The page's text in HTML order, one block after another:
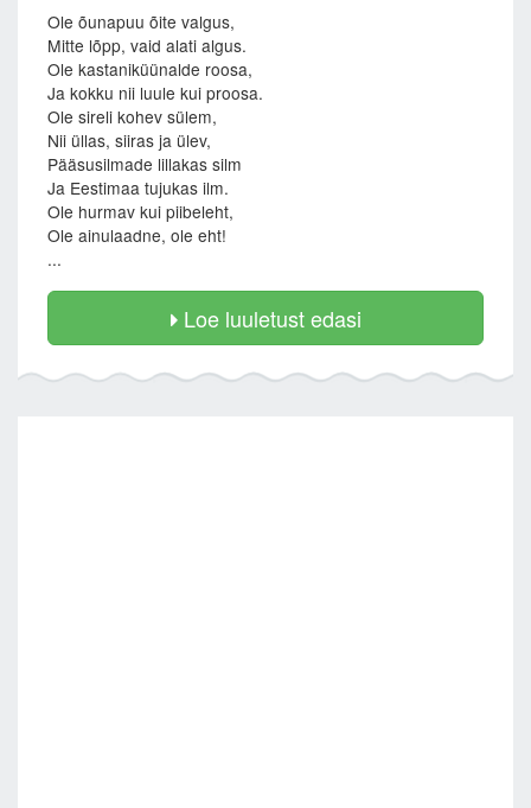
Ole õunapuu õite valgus,
Mitte lõpp, vaid alati algus.
Ole kastaniküünalde roosa,
Ja kokku nii luule kui proosa.
Ole sireli kohev sülem,
Nii üllas, siiras ja ülev,
Pääsusilmade lillakas silm
Ja Eestimaa tujukas ilm.
Ole hurmav kui piibeleht,
Ole ainulaadne, ole eht!
...
Loe luuletust edasi